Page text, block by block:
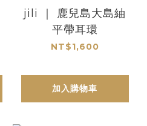
jili ｜ 鹿兒島大島紬
平帶耳環
NT$1,600
加入購物車